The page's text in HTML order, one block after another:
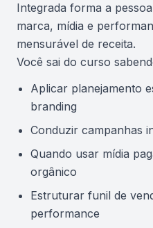
Integrada forma a
marca, mídia e
mensurável de receita.
Você sai do curso
Aplicar planejamento
branding
Conduzir campanhas
Quando usar mídia
orgânico
Estruturar funil de
performance